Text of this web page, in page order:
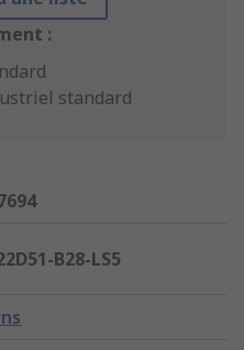
:
standard
B28-LS5